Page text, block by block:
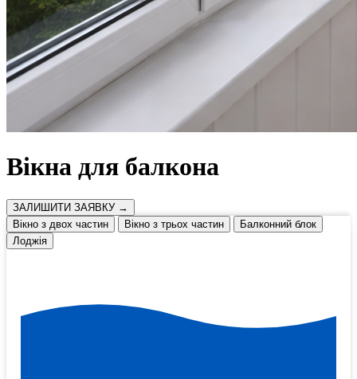
Вікна для балкона
ЗАЛИШИТИ ЗАЯВКУ →
Вікно з двох частин
Вікно з трьох частин
Балконний блок
Лоджія